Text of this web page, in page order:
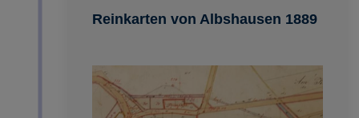
Reinkarten von Albshausen 1889